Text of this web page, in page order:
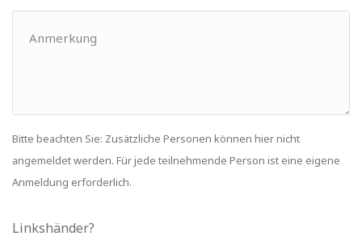
Bitte beachten Sie: Zusätzliche Personen können hier nicht
angemeldet werden. Für jede teilnehmende Person ist eine eigene
Anmeldung erforderlich.
Linkshänder?